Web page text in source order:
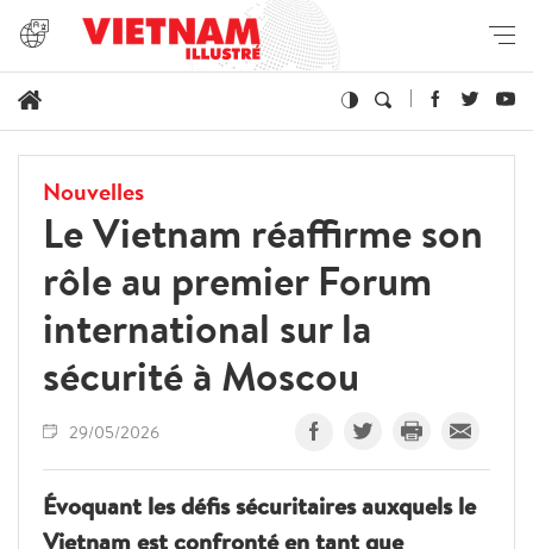
Nouvelles
Le Vietnam réaffirme son
rôle au premier Forum
international sur la
sécurité à Moscou
29/05/2026
Évoquant les défis sécuritaires auxquels le
Vietnam est confronté en tant que